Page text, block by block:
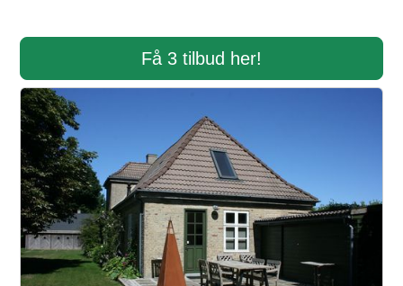
Få 3 tilbud her!